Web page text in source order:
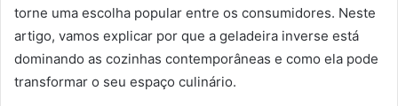
torne uma escolha popular entre os consumidores. Neste
artigo, vamos explicar por que a geladeira inverse está
dominando as cozinhas contemporâneas e como ela pode
transformar o seu espaço culinário.